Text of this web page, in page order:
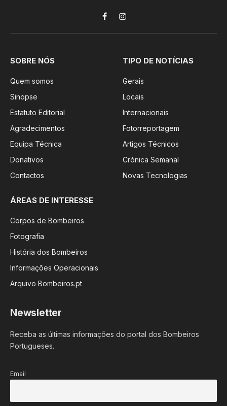
FacebookInstagram
SOBRE NÓS
Quem somos
Sinopse
Estatuto Editorial
Agradecimentos
Equipa Técnica
Donativos
Contactos
TIPO DE NOTÍCIAS
Gerais
Locais
Internacionais
Fotorreportagem
Artigos Técnicos
Crónica Semanal
Novas Tecnologias
ÁREAS DE INTERESSE
Corpos de Bombeiros
Fotografia
História dos Bombeiros
Informações Operacionais
Arquivo Bombeiros.pt
Newsletter
Receba as últimas informações do portal dos Bombeiros
Portugueses.
Email